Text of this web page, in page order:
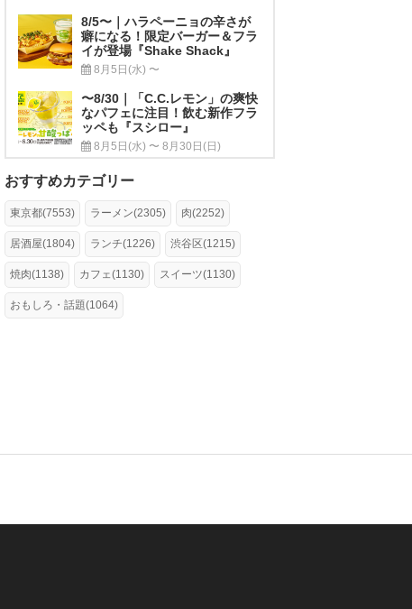
8/5〜｜ハラペーニョの辛さが
癖になる！限定バーガー＆フラ
イが登場『Shake Shack』
8月5日(水) 〜
〜8/30｜「C.C.レモン」の爽快
なパフェに注目！飲む新作フラ
ッペも『スシロー』
8月5日(水) 〜 8月30日(日)
おすすめカテゴリー
東京都(7553) ラーメン(2305) 肉(2252)
居酒屋(1804) ランチ(1226) 渋谷区(1215)
焼肉(1138) カフェ(1130) スイーツ(1130)
おもしろ・話題(1064)